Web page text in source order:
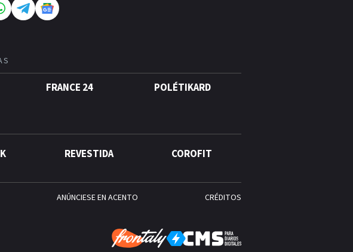
FRANCE 24 POLÉTIKARD
REVESTIDA COROFIT
ANÚNCIESE EN ACENTO CRÉDITOS